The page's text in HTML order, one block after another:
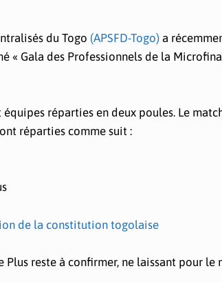
du Togo (APSFD-Togo) a
Gala des Professionnels de la
réparties en deux poules. Le
réparties comme suit :
de la constitution togolaise
reste à confirmer, ne laissant pour le